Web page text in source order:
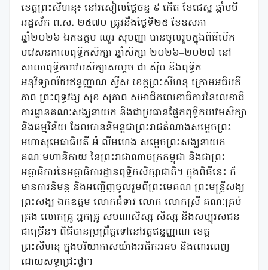
ខេត្តព្រះសីហនុ៖ នៅរសៀលថ្ងៃចន្ទ ៩ កើត ខែជេស្ឋ ឆ្នាំមមី
អដ្ឋស័ក ព.ស. ២៥៧០ ត្រូវនឹងថ្ងៃទី២៥ ខែឧសភា
ឆ្នាំ២០២៦ ឯកឧត្តម ឈួរ សុបញ្ញា បានចូលរួមក្នុងពិធីបើក
បវេសនកាលពុទ្ធិកសិក្សា ឆ្នាំសិក្សា ២០២៦–២០២៧ នៅ
សាលាពុទ្ធិកបឋមសិក្សាសម្តេច ជា ស៊ីម និងពុទ្ធិក
អនុវិទ្យាល័យឥន្ទញ្ញាណ ស្វីស ខេត្តព្រះសីហនុ ក្រោមអធិបតី
ភាព ព្រះពុទ្ធវង្ស សុខ សុភាព សមាជិកលេខាធិការនៃលេខាធិ
ការដ្ឋានគណៈសង្ឃនាយក និងជាប្រធានផ្នែកពុទ្ធិកបឋមសិក្សា
និងធម្មវិន័យ ដែលបាននិមន្តជាព្រះរាជតំណាងសម្ដេចព្រះ
មហាសុមេធាធិបតី អំ លីមហេង សម្ដេចព្រះសង្ឃនាយក
គណៈមហានិកាយ នៃព្រះរាជាណាចក្រកម្ពុជា និងជាព្រះ
អគ្គាធិការនៃអគ្គាធិការដ្ឋានពុទ្ធិកសិក្សាជាតិ។ ក្នុងពិធីនេះ ក៏
មានការនិមន្ត និងអញ្ជើញចូលរួមពីព្រះមេគណ ព្រះមន្ត្រីសង្ឃ
ព្រះសង្ឃ ឯកឧត្តម លោកជំទាវ លោក លោកស្រី គណៈគ្រប់
គ្រង លោកគ្រូ អ្នកគ្រូ សមណសិស្ស សិស្ស និងសប្បុរសជន
ជាច្រើន។ ពិធីបានប្រព្រឹត្តទៅនៅវត្តឥន្ទញ្ញាណ ខេត្ត
ព្រះសីហនុ ក្នុងបរិយាកាសយ៉ាងអធិកអធម និងពោរពេញ
ដោយសទ្ធាជ្រះថ្លា។